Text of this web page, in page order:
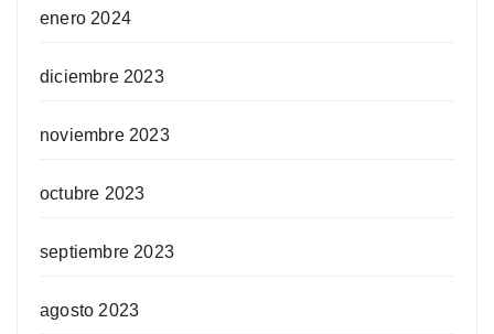
enero 2024
diciembre 2023
noviembre 2023
octubre 2023
septiembre 2023
agosto 2023